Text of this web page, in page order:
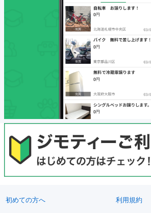
初めての方へ 利用規約